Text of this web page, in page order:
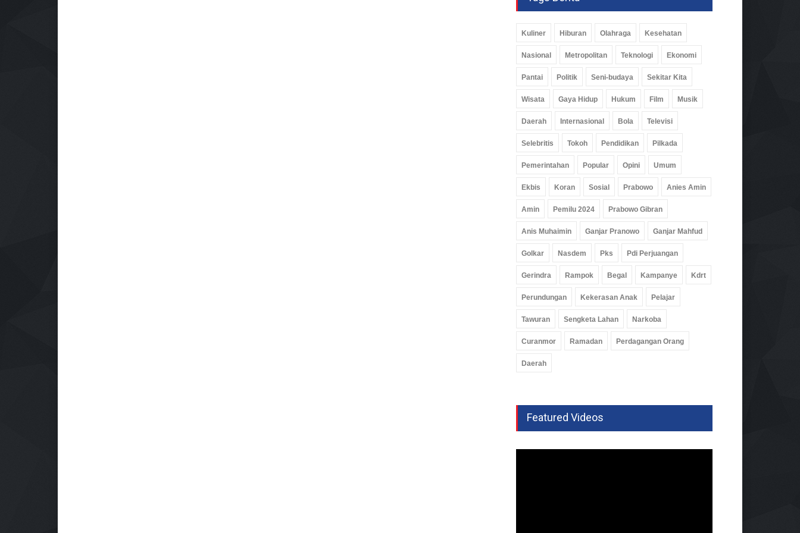
Kuliner Hiburan Olahraga Kesehatan
Nasional Metropolitan Teknologi Ekonomi
Pantai Politik Seni-budaya Sekitar Kita
Wisata Gaya Hidup Hukum Film Musik
Daerah Internasional Bola Televisi
Selebritis Tokoh Pendidikan Pilkada
Pemerintahan Popular Opini Umum
Ekbis Koran Sosial Prabowo Anies Amin
Amin Pemilu 2024 Prabowo Gibran
Anis Muhaimin Ganjar Pranowo Ganjar Mahfud
Golkar Nasdem Pks Pdi Perjuangan
Gerindra Rampok Begal Kampanye Kdrt
Perundungan Kekerasan Anak Pelajar
Tawuran Sengketa Lahan Narkoba
Curanmor Ramadan Perdagangan Orang
Daerah
Featured Videos